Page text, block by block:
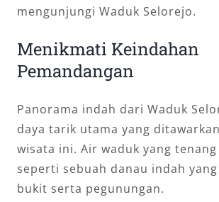
mengunjungi Waduk Selorejo.
Menikmati Keindahan
Pemandangan
Panorama indah dari Waduk
daya tarik utama yang
wisata ini. Air waduk yang
seperti sebuah danau indah
bukit serta pegunungan.